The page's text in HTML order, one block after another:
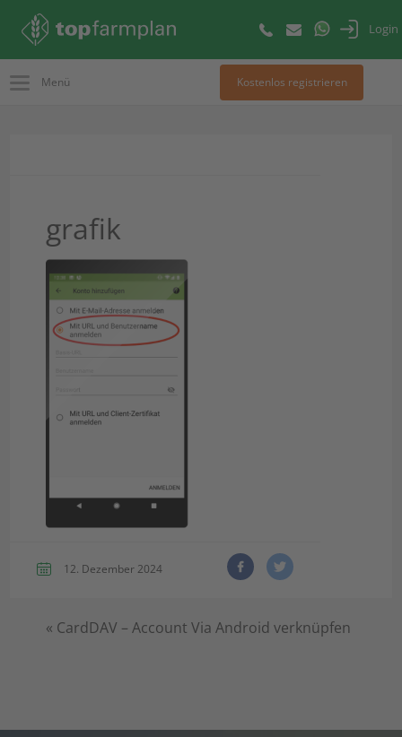
Login
Menü Kostenlos registrieren
grafik
12. Dezember 2024
« CardDAV – Account Via Android verknüpfen